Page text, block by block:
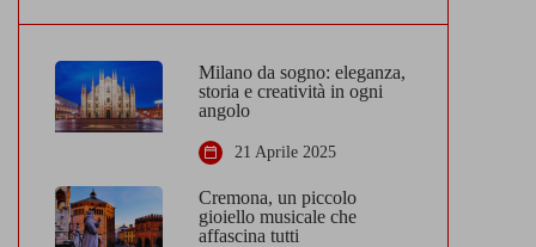
Milano da sogno: eleganza,
storia e creatività in ogni
angolo
21 Aprile 2025
Cremona, un piccolo
gioiello musicale che
affascina tutti